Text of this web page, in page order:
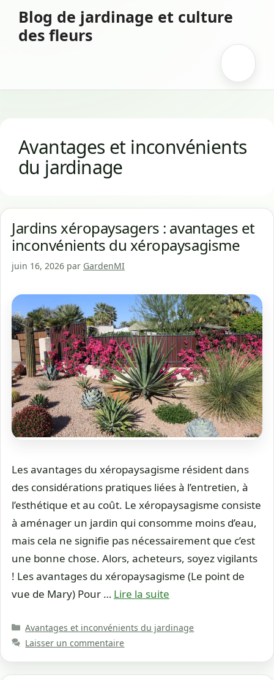
contenu
Blog de jardinage et culture
des fleurs
Avantages et inconvénients
du jardinage
Jardins xéropaysagers : avantages et
inconvénients du xéropaysagisme
juin 16, 2026 par GardenMI
Les avantages du xéropaysagisme résident dans
des considérations pratiques liées à l’entretien, à
l’esthétique et au coût. Le xéropaysagisme consiste
à aménager un jardin qui consomme moins d’eau,
mais cela ne signifie pas nécessairement que c’est
une bonne chose. Alors, acheteurs, soyez vigilants
! Les avantages du xéropaysagisme (Le point de
vue de Mary) Pour … Lire la suite
Catégories
Avantages et inconvénients du jardinage
Laisser un commentaire